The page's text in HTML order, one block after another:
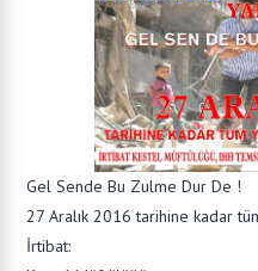
Gel Sende Bu Zulme Dur De !
27 Aralık 2016 tarihine kadar
İrtibat: